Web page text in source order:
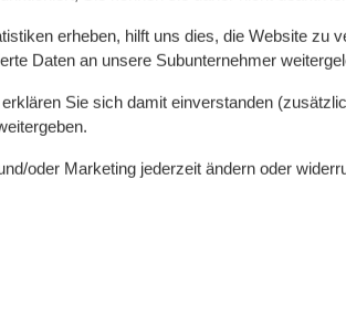
erheben, hilft uns dies, die Website zu
Daten an unsere Subunternehmer
Sie sich damit einverstanden
oder Marketing jederzeit ändern oder